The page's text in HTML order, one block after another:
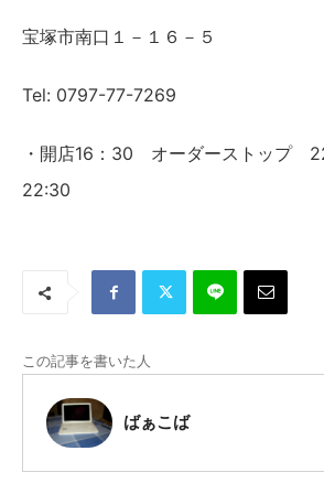
宝塚市南口１－１６－５
Tel: 0797-77-7269
・開店16：30 オーダーストップ
22:30
この記事を書いた人
ばぁこば